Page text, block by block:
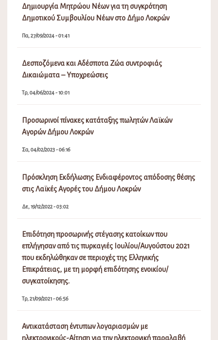
Δημιουργία Μητρώου Νέων για τη συγκρότηση
Δημοτικού Συμβουλίου Νέων στο Δήμο Λοκρών
Πα, 27/09/2024 - 01:41
Δεσποζόμενα και Αδέσποτα Ζώα συντροφιάς
Δικαιώματα – Υποχρεώσεις
Τρ, 04/06/2024 - 10:01
Προσωρινοί πίνακες κατάταξης πωλητών Λαϊκών
Αγορών Δήμου Λοκρών
Σα, 04/02/2023 - 06:16
Πρόσκληση Εκδήλωσης Ενδιαφέροντος απόδοσης θέσης
στις Λαϊκές Αγορές του Δήμου Λοκρών
Δε, 19/12/2022 - 03:02
Επιδότηση προσωρινής στέγασης κατοίκων που
επλήγησαν από τις πυρκαγιές Ιουλίου/Αυγούστου 2021
που εκδηλώθηκαν σε περιοχές της Ελληνικής
Επικράτειας, με τη μορφή επιδότησης ενοικίου/
συγκατοίκησης.
Τρ, 21/09/2021 - 06:56
Αντικατάσταση έντυπων λογαριασμών με
ηλεκτρονικούς-Αίτηση για την ηλεκτρονική παραλαβή